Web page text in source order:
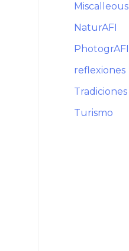
Miscalleous
NaturAFI
PhotogrAFI
reflexiones
Tradiciones
Turismo